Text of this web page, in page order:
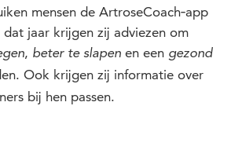
mensen de ArtroseCoach‑app
dat jaar krijgen zij adviezen om
, beter te slapen en een gezond
Ook krijgen zij informatie over
bij hen passen.